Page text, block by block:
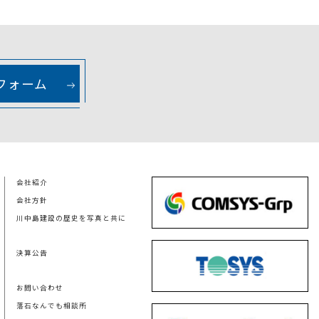
ォーム
会社紹介
会社方針
川中島建設の歴史を写真と共に
決算公告
お問い合わせ
落石なんでも相談所